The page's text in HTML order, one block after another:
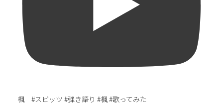
楓 #スピッツ #弾き語り #楓 #歌ってみた